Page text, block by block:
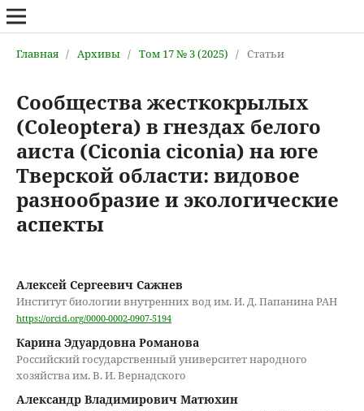
Главная / Архивы / Том 17 № 3 (2025) / Статьи
Сообщества жесткокрылых
(Coleoptera) в гнездах белого
аиста (Ciconia ciconia) на юге
Тверской области: видовое
разнообразие и экологические
аспекты
Алексей Сергеевич Сажнев
Институт биологии внутренних вод им. И. Д. Папанина РАН
https://orcid.org/0000-0002-0907-5194
Карина Эдуардовна Романова
Российский государственный университет народного
хозяйства им. В. И. Вернадского
Александр Владимирович Матюхин